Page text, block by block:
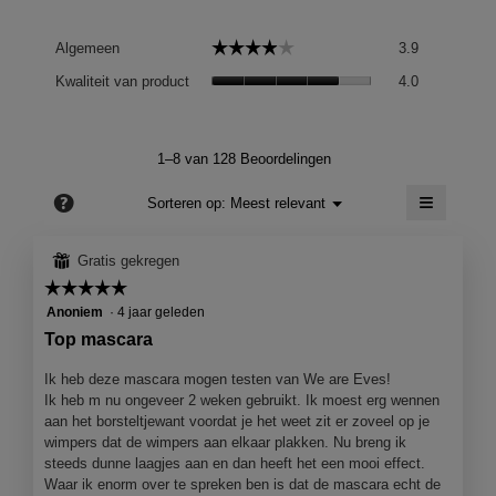
Algemeen ☆☆☆☆☆
☆☆☆☆☆ 3.9
Kwaliteit van product 4.0
4
1–8 van 128 Beoordelingen
? Sorteren op: Meest relevant ▼
Menu ≡
⊞ Gratis gekregen
☆☆☆☆☆
☆☆☆☆☆
5
sterren.
Anoniem · 4 jaar geleden
Top mascara
Ik heb deze mascara mogen testen van We are Eves!
Ik heb m nu ongeveer 2 weken gebruikt. Ik moest erg wennen
aan het borsteltjewant voordat je het weet zit er zoveel op je
wimpers dat de wimpers aan elkaar plakken. Nu breng ik
steeds dunne laagjes aan en dan heeft het een mooi effect.
Waar ik enorm over te spreken ben is dat de mascara echt de